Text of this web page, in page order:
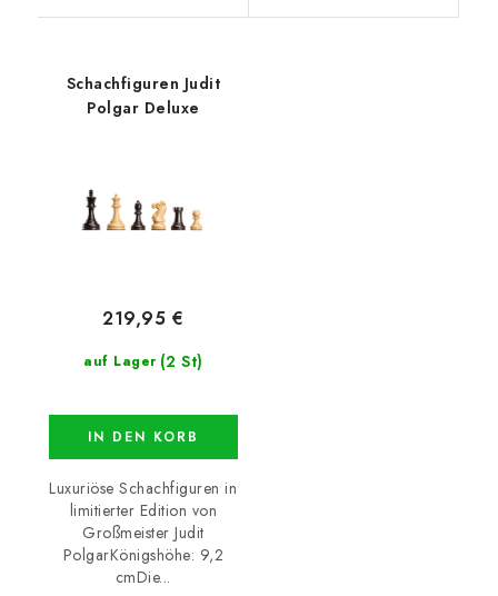
Schachfiguren Judit
Polgar Deluxe
auf Lager (2 St)
219,95 €
IN DEN KORB
Luxuriöse Schachfiguren in
limitierter Edition von
Großmeister Judit
PolgarKönigshöhe: 9,2
cmDie...